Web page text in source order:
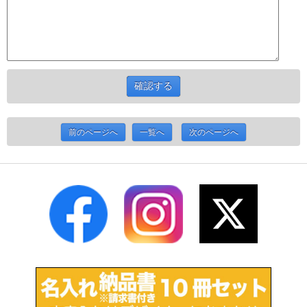
前のページへ 一覧へ 次のページへ